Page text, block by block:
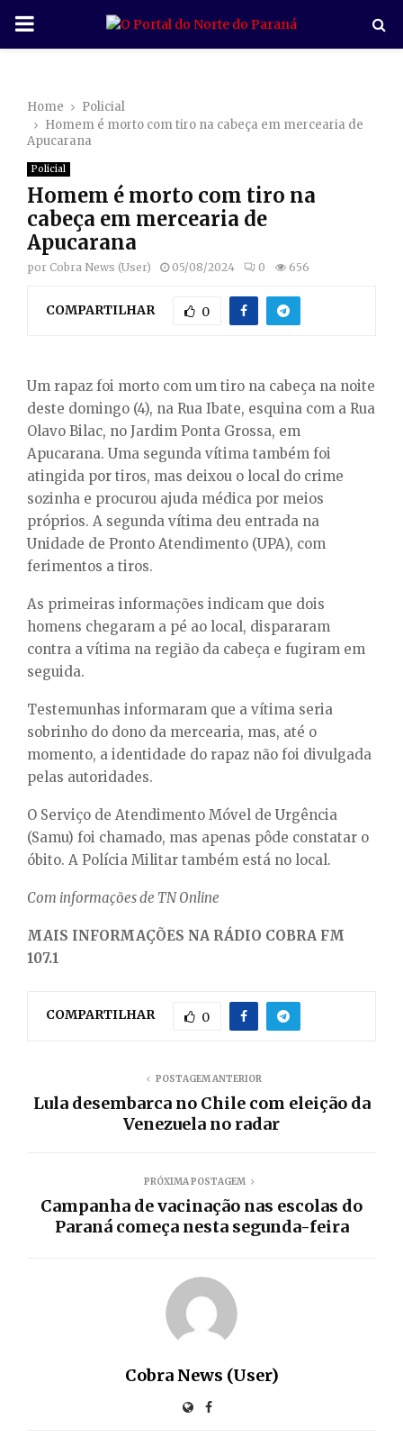
P
M
A
R
E
N
U
Home
Policial
Homem é morto com tiro na cabeça em mercearia de
Apucarana
Policial
Homem é morto com tiro na
cabeça em mercearia de
Apucarana
por Cobra News (User) 05/08/2024 0 656
COMPARTILHAR 0
Um rapaz foi morto com um tiro na cabeça na noite
deste domingo (4), na Rua Ibate, esquina com a Rua
Olavo Bilac, no Jardim Ponta Grossa, em
Apucarana. Uma segunda vítima também foi
atingida por tiros, mas deixou o local do crime
sozinha e procurou ajuda médica por meios
próprios. A segunda vítima deu entrada na
Unidade de Pronto Atendimento (UPA), com
ferimentos a tiros.
As primeiras informações indicam que dois
homens chegaram a pé ao local, dispararam
contra a vítima na região da cabeça e fugiram em
seguida.
Testemunhas informaram que a vítima seria
sobrinho do dono da mercearia, mas, até o
momento, a identidade do rapaz não foi divulgada
pelas autoridades.
O Serviço de Atendimento Móvel de Urgência
(Samu) foi chamado, mas apenas pôde constatar o
óbito. A Polícia Militar também está no local.
Com informações de TN Online
MAIS INFORMAÇÕES NA RÁDIO COBRA FM
107.1
COMPARTILHAR 0
POSTAGEM ANTERIOR
Lula desembarca no Chile com eleição da
Venezuela no radar
PRÓXIMA POSTAGEM
Campanha de vacinação nas escolas do
Paraná começa nesta segunda-feira
Cobra News (User)